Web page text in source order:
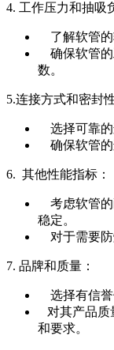
4. 工作压力和抽吸
了解软管的
确保软管的
数。
5.连接方式和密封性
选择可靠的
确保软管的
6. 其他性能指标：
考虑软管的
稳定。
对于需要防
7. 品牌和质量：
选择有信誉
对其产品质
和要求。